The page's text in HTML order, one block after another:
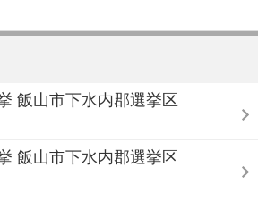
飯山市下水内郡選挙区
飯山市下水内郡選挙区